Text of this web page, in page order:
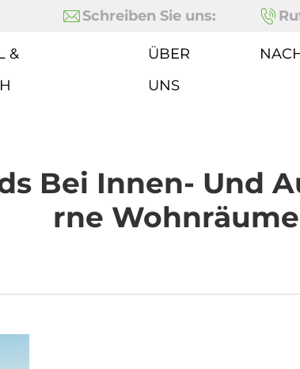
Schreiben Sie uns:
&
ÜBER
UNS
Bei Innen- Und
Rne Wohnräume